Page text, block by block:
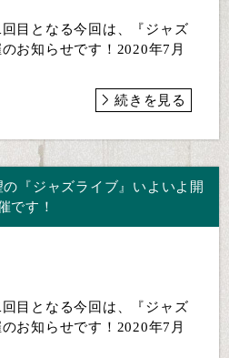
目となる今回は、『ジャズ
お知らせです！2020年7月
続きを見る
『ジャズライブ』いよいよ開
です！
目となる今回は、『ジャズ
お知らせです！2020年7月